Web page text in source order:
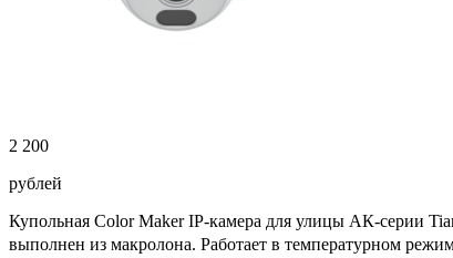
2 200
рублей
Купольная Color Maker IP-камера для улицы АК-серии
выполнен из макролона. Работает в температурном